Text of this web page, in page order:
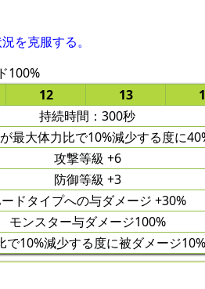
を克服する。
100%
12 13
持続時間：300秒
最大体力比で10%減少する度に
攻撃等級 +6
防御等級 +3
ドタイプへの与ダメージ +30%
モンスター与ダメージ100%
10%減少する度に被ダメージ10%